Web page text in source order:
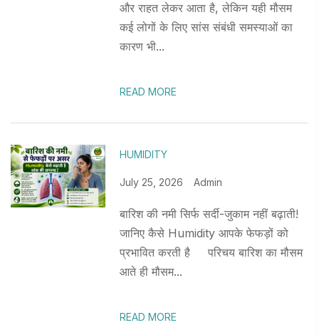
और राहत लेकर आता है, लेकिन यही मौसम
कई लोगों के लिए सांस संबंधी समस्याओं का
कारण भी...
READ MORE
HUMIDITY
July 25, 2026 Admin
बारिश की नमी सिर्फ सर्दी-जुकाम नहीं बढ़ाती!
जानिए कैसे Humidity आपके फेफड़ों को
प्रभावित करती है परिचय बारिश का मौसम
आते ही मौसम...
READ MORE